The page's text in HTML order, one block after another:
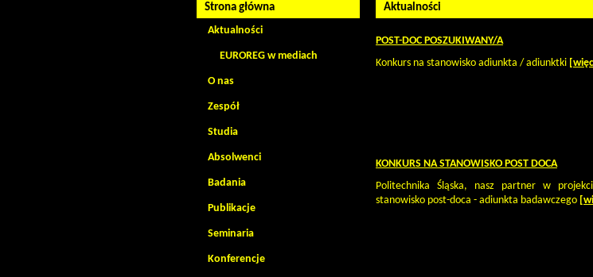
Strona główna
Aktualności
EUROREG w mediach
O nas
Zespół
Studia
Absolwenci
Badania
Publikacje
Seminaria
Konferencje
Aktualności
POST-DOC POSZUKIWANY/A
Konkurs na stanowisko adiunkta / adiunktki
KONKURS NA STANOWISKO POST DOCA
Politechnika Śląska, nasz partner w
stanowisko post-doca - adiunkta badawczego